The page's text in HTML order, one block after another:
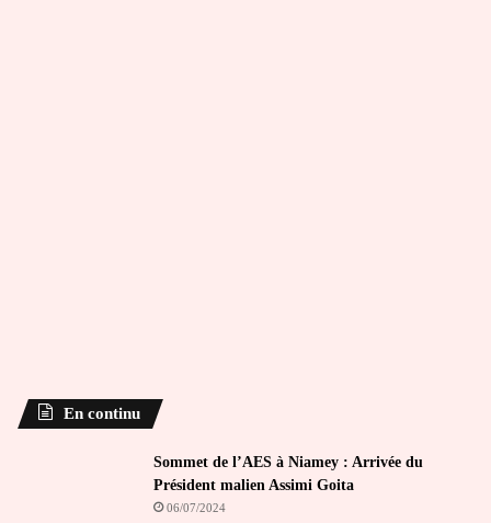
En continu
Sommet de l’AES à Niamey : Arrivée du
Président malien Assimi Goita
06/07/2024